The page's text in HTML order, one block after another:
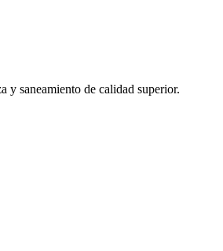
y saneamiento de calidad superior.